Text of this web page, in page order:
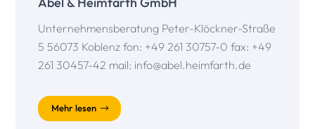
Unternehmensberatung Peter-Klöckner-Straße
5 56073 Koblenz fon: +49 261 30757-0 fax: +49
261 30457-42 mail: info@abel.heimfarth.de
Mehr lesen